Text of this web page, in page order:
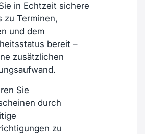
in Echtzeit sichere
zu Terminen,
und dem
bereit –
zusätzlichen
Sie
durch
zu